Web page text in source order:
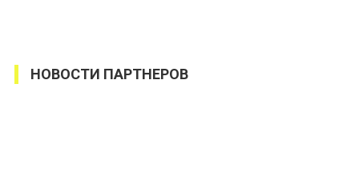
НОВОСТИ ПАРТНЕРОВ